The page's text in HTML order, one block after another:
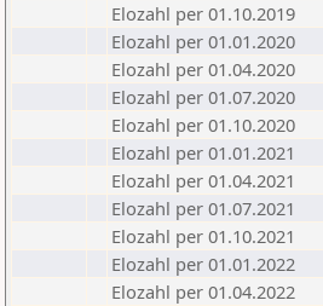
Elozahl per 01.10.2019
Elozahl per 01.01.2020
Elozahl per 01.04.2020
Elozahl per 01.07.2020
Elozahl per 01.10.2020
Elozahl per 01.01.2021
Elozahl per 01.04.2021
Elozahl per 01.07.2021
Elozahl per 01.10.2021
Elozahl per 01.01.2022
Elozahl per 01.04.2022